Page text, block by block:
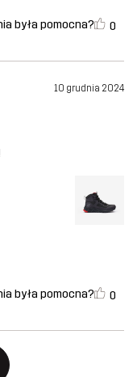
była pomocna? 0
10 grudnia 2024
była pomocna? 0